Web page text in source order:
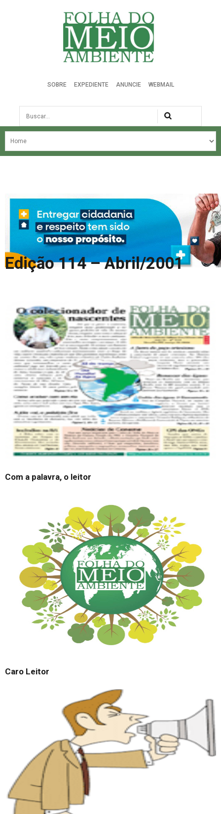
Folha do Meio Ambiente
SOBRE EXPEDIENTE ANUNCIE WEBMAIL
Busca
NOSSA HISTÓRIA
EDIÇÕES ANTERIORES
COLUNA DO MEIO
FALE CONOSCO
Edição 114 – Abril/2001
Com a palavra, o leitor
Caro Leitor